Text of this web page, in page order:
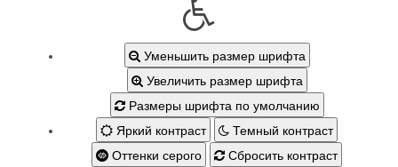
Уменьшить размер шрифта
Увеличить размер шрифта
Размеры шрифта по умолчанию
Яркий контраст
Темный контраст
Оттенки серого
Сбросить контраст